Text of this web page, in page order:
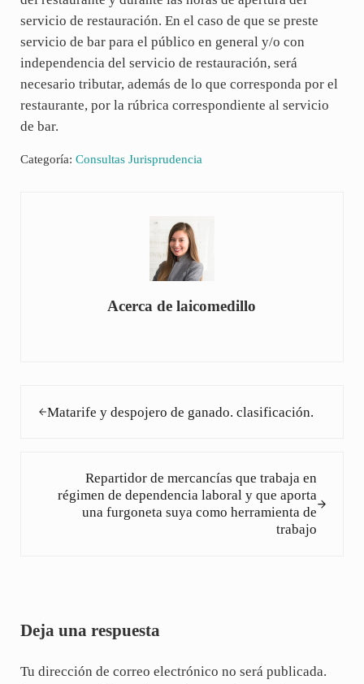
servicio de restauración. En el caso de que se preste
servicio de bar para el público en general y/o con
independencia del servicio de restauración, será
necesario tributar, además de lo que corresponda por el
restaurante, por la rúbrica correspondiente al servicio
de bar.
Categoría: Consultas Jurisprudencia
Acerca delaicomedillo
Matarife y despojero de ganado. clasificación.
Repartidor de mercancías que trabaja en
régimen de dependencia laboral y que aporta
una furgoneta suya como herramienta de
trabajo
Deja una respuesta
Tu dirección de correo electrónico no será publicada.